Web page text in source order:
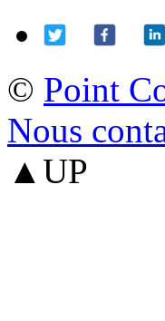
© Point
Nous
▲UP